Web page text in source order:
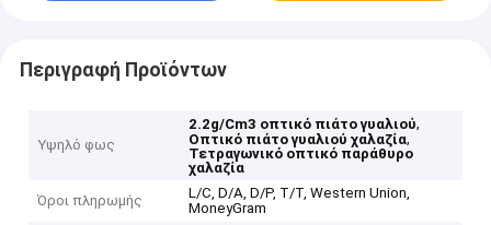
Περιγραφή Προϊόντων
Υψηλό φως
2.2g/Cm3 οπτικό πιάτο γυαλιού,
Οπτικό πιάτο γυαλιού χαλαζία,
Τετραγωνικό οπτικό παράθυρο
χαλαζία
Όροι πληρωμής
L/C, D/A, D/P, T/T, Western Union,
MoneyGram